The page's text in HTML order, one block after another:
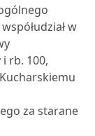
w
rb. 100,
za starane